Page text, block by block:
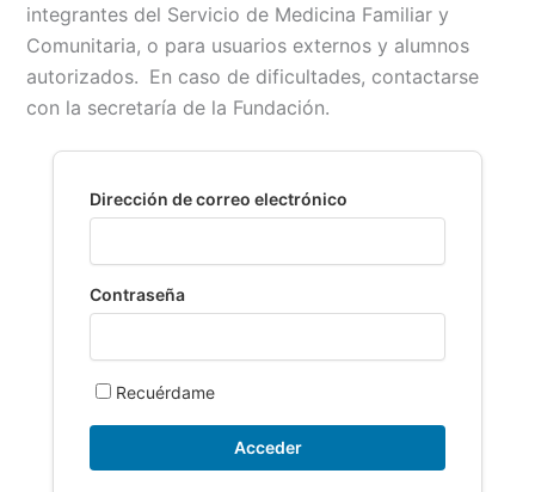
e
b
o
o
i
l
t
s
A
p
y
L
i
n
n
t
p
a
r
t
integrantes del Servicio de Medicina Familiar y
Comunitaria, o para usuarios externos y alumnos
autorizados. En caso de dificultades, contactarse
con la secretaría de la Fundación.
Dirección de correo electrónico
Contraseña
Recuérdame